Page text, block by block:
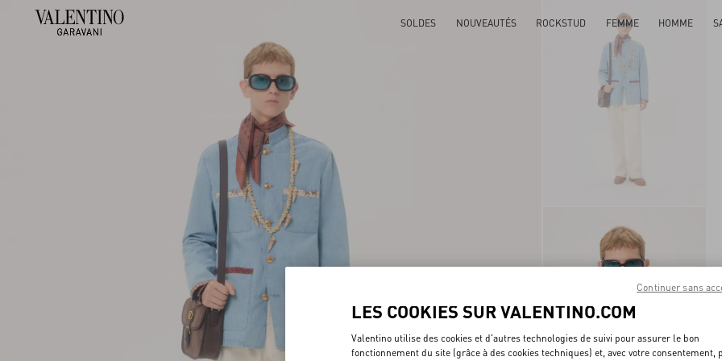
SOLDES NOUVEAUTÉS ROCKSTUD FEMME HOMME
LES COOKIES SUR VALENTINO.COM
Valentino utilise des cookies et d'autres technologies de suivi pour assurer le bon
fonctionnement du site (grâce à des cookies techniques) et, avec votre consentement,
Continuer sans